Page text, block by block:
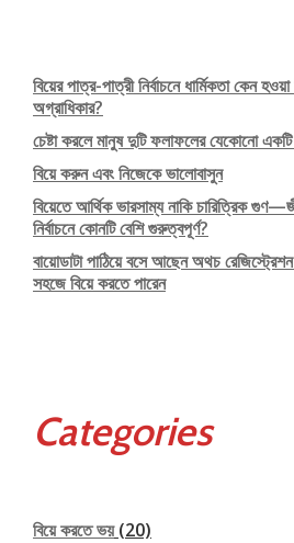
বিয়ের পাত্র-পাত্রী নির্বাচনে ধার্মিকতা কেন
অগ্রাধিকার?
চেষ্টা করলে মানুষ দুটি ফলাফলের যেকোনো
বিয়ে করুন এবং নিজেকে ভালোবাসুন
বিয়েতে আর্থিক ভারসাম্য নাকি চারিত্রিক
নির্বাচনে কোনটি বেশি গুরুত্বপূর্ণ?
বায়োডাটা পাঠিয়ে বসে আছেন অথচ
সহজে বিয়ে করতে পারেন
Categories
বিয়ে করতে ভয়(20)